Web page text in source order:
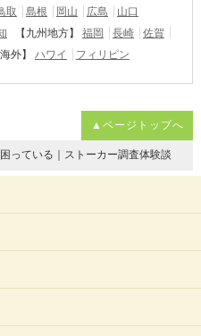
取 島根 岡山 広島
山口
【九州地方】 福岡 長崎
佐賀
海外】 ハワイ フィリピン
▲ページトップへ
っている｜ストーカー調査体験談